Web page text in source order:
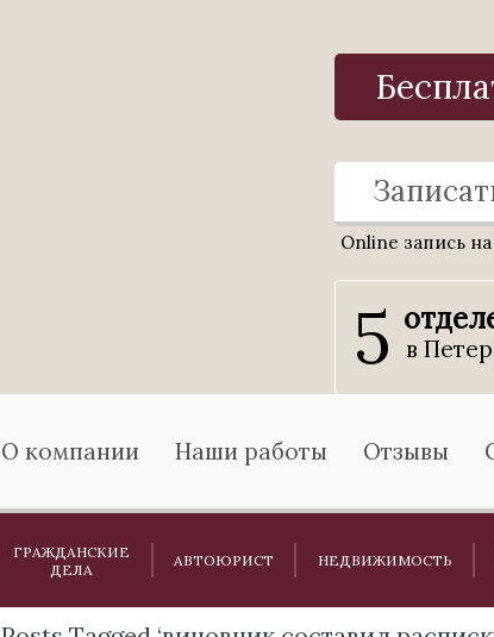
Online запись
5 в
О компании Наши работы Отзывы
ГРАЖДАНСКИЕ
ДЕЛА
АВТОЮРИСТ НЕДВИЖИМОСТЬ